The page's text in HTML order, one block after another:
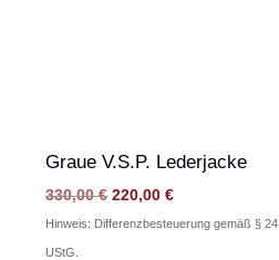
Graue V.S.P. Lederjacke
330,00€ Ursprünglicher
Preis
220,00€Aktueller
Preis
Hinweis: Differenzbesteuerung gemäß § 24
UStG.